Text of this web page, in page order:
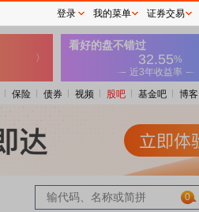
保险 债券 视频 股吧 基金吧 博客
0
登录 我的菜单 证券交易